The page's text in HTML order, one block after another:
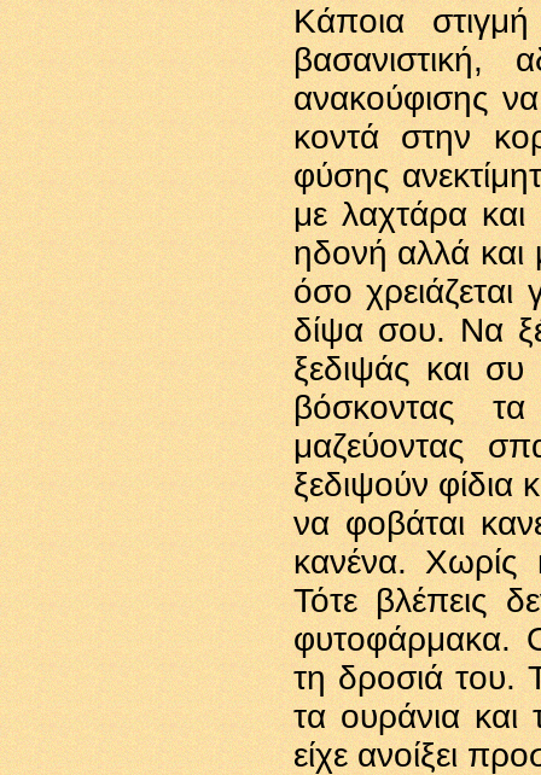
Κάποια
ανακούφισης
κοντά στην
φύσης
με λαχτάρα
ηδονή αλλά και
όσο χρειάζεται
δίψα σου. Να
ξεδιψάς και συ
βόσκοντας
μαζεύοντας
ξεδιψούν φίδια
να φοβάται
κανένα. Χωρίς
Τότε βλέπεις
φυτοφάρμακα.
τη δροσιά του.
τα ουράνια
είχε ανοίξει